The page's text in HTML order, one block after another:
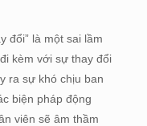
đổi” là một sai lầm
kèm với sự thay đổi
ra sự khó chịu ban
biện pháp động
viên sẽ âm thầm